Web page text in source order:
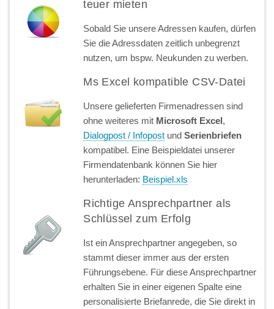
teuer mieten
Sobald Sie unsere Adressen kaufen, dürfen
Sie die Adressdaten zeitlich unbegrenzt
nutzen, um bspw. Neukunden zu werben.
Ms Excel kompatible CSV-Datei
Unsere gelieferten Firmenadressen sind
ohne weiteres mit Microsoft Excel,
Dialogpost / Infopost undSerienbriefen
kompatibel. Eine Beispieldatei unserer
Firmendatenbank können Sie hier
herunterladen: Beispiel.xls
Richtige Ansprechpartner als
Schlüssel zum Erfolg
Ist ein Ansprechpartner angegeben, so
stammt dieser immer aus der ersten
Führungsebene. Für diese Ansprechpartner
erhalten Sie in einer eigenen Spalte eine
personalisierte Briefanrede, die Sie direkt in